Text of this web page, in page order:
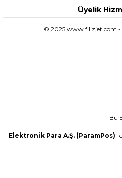
Üyelik
© 2025 www.filizjet.com -
Bu Elektronik
Elektronik Para A.Ş. (ParamPos)"